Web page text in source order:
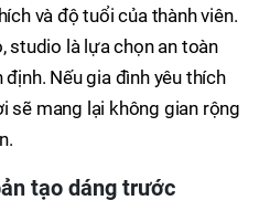
và độ tuổi của thành viên.
studio là lựa chọn an toàn
Nếu gia đình yêu thích
sẽ mang lại không gian rộng
tạo dáng trước